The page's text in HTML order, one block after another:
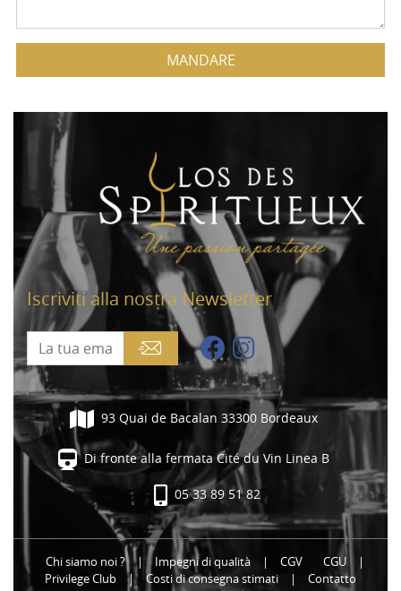
MANDARE
Iscriviti alla nostra Newsletter
93 Quai de Bacalan 33300 Bordeaux
Di fronte alla fermata Cité du Vin Linea B
05 33 89 51 82
Chi siamo noi ? | Impegni di qualità CGV CGU
Privilege Club
| Costi di consegna stimati Contatto